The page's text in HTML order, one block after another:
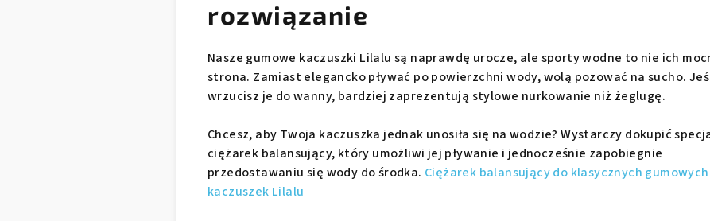
rozwiązanie
Nasze gumowe kaczuszki Lilalu są naprawdę urocze, ale sporty wodne to nie ich
strona. Zamiast elegancko pływać po powierzchni wody, wolą pozować na sucho.
wrzucisz je do wanny, bardziej zaprezentują stylowe nurkowanie niż żeglugę.
Chcesz, aby Twoja kaczuszka jednak unosiła się na wodzie? Wystarczy dokupić
ciężarek balansujący, który umożliwi jej pływanie i jednocześnie zapobiegnie
przedostawaniu się wody do środka. Ciężarek balansujący do klasycznych gumowych
kaczuszek Lilalu